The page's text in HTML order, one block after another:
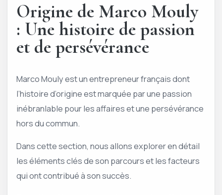
Origine de Marco Mouly
: Une histoire de passion
et de persévérance
Marco Mouly est un entrepreneur français dont
l’histoire d’origine est marquée par une passion
inébranlable pour les affaires et une persévérance
hors du commun.
Dans cette section, nous allons explorer en détail
les éléments clés de son parcours et les facteurs
qui ont contribué à son succès.